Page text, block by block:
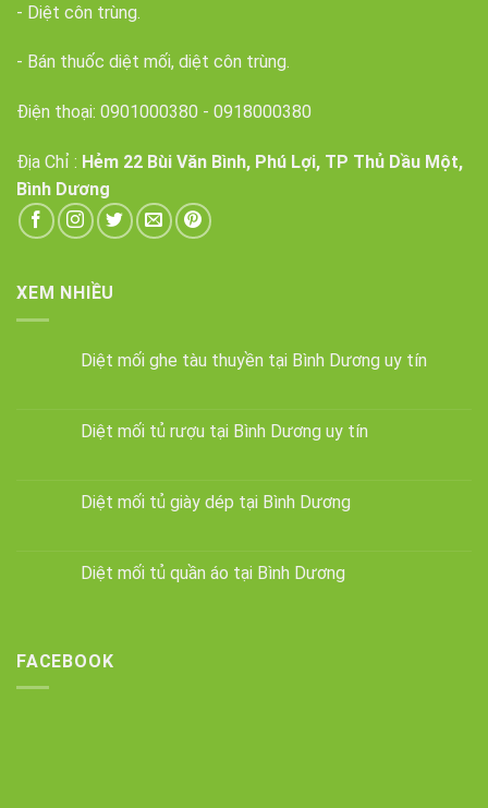
- Diệt côn trùng.
- Bán thuốc diệt mối, diệt côn trùng.
Điện thoại: 0901000380 - 0918000380
Địa Chỉ : Hẻm 22 Bùi Văn Bình, Phú Lợi, TP Thủ Dầu Một,
Bình Dương
XEM NHIỀU
Diệt mối ghe tàu thuyền tại Bình Dương uy tín
Diệt mối tủ rượu tại Bình Dương uy tín
Diệt mối tủ giày dép tại Bình Dương
Diệt mối tủ quần áo tại Bình Dương
FACEBOOK